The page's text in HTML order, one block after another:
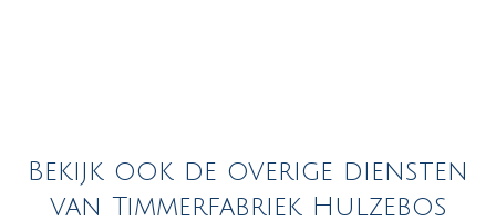
Bekijk ook de overige diensten
van Timmerfabriek Hulzebos